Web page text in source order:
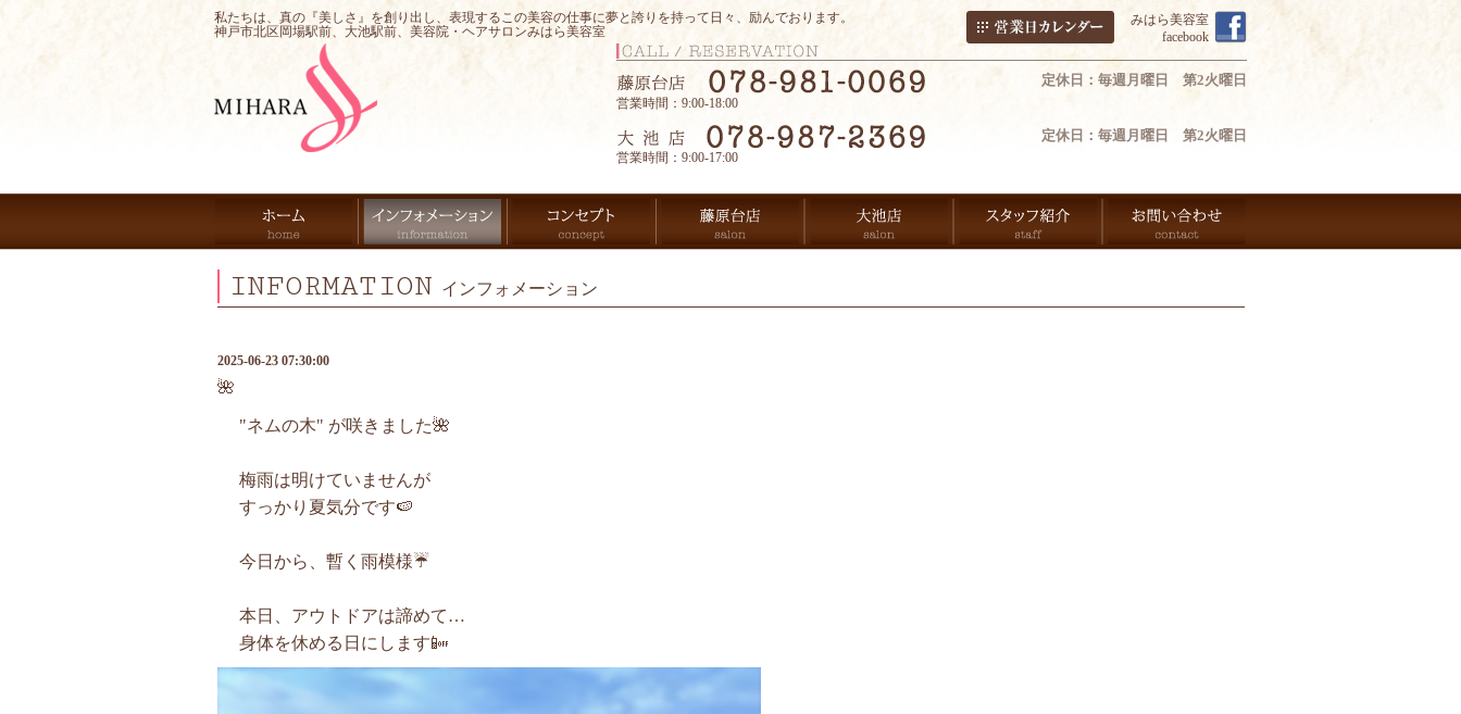
私たちは、真の『美しさ』を創り出し、表現するこの美容の仕事に夢と誇りを持って日々、励んでおります。
神戸市北区岡場駅前、大池駅前、美容院・ヘアサロンみはら美容室
みはら美容室
facebook
定休日：毎週月曜日 第2火曜日
営業時間：9:00-18:00
定休日：毎週月曜日 第2火曜日
営業時間：9:00-17:00
INFORMATION インフォメーション
2025-06-23 07:30:00
🌺
"ネムの木" が咲きました🌺
梅雨は明けていませんが
すっかり夏気分です🍉
今日から、暫く雨模様☔️
本日、アウトドアは諦めて…
身体を休める日にします📴